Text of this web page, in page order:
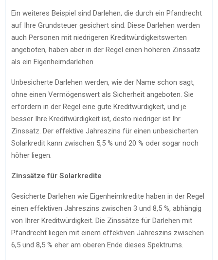
Ein weiteres Beispiel sind Darlehen, die durch ein Pfandrecht
auf Ihre Grundsteuer gesichert sind. Diese Darlehen werden
auch Personen mit niedrigeren Kreditwürdigkeitswerten
angeboten, haben aber in der Regel einen höheren Zinssatz
als ein Eigenheimdarlehen.
Unbesicherte Darlehen werden, wie der Name schon sagt,
ohne einen Vermögenswert als Sicherheit angeboten. Sie
erfordern in der Regel eine gute Kreditwürdigkeit, und je
besser Ihre Kreditwürdigkeit ist, desto niedriger ist Ihr
Zinssatz. Der effektive Jahreszins für einen unbesicherten
Solarkredit kann zwischen 5,5 % und 20 % oder sogar noch
höher liegen.
Zinssätze für Solarkredite
Gesicherte Darlehen wie Eigenheimkredite haben in der Regel
einen effektiven Jahreszins zwischen 3 und 8,5 %, abhängig
von Ihrer Kreditwürdigkeit. Die Zinssätze für Darlehen mit
Pfandrecht liegen mit einem effektiven Jahreszins zwischen
6,5 und 8,5 % eher am oberen Ende dieses Spektrums.